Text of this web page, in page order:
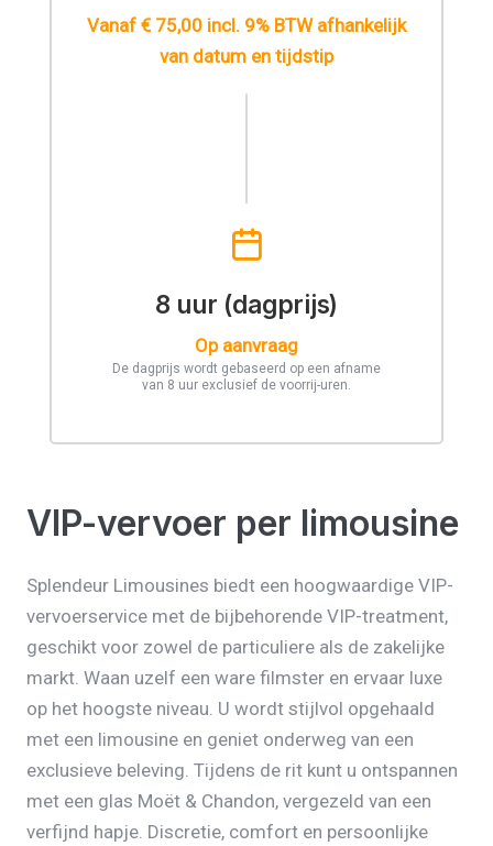
Vanaf € 75,00 incl. 9% BTW afhankelijk
van datum en tijdstip
8 uur (dagprijs)
Op aanvraag
De dagprijs wordt gebaseerd op een afname
van 8 uur exclusief de voorrij-uren.
VIP-vervoer per limousine
Splendeur Limousines biedt een hoogwaardige VIP-
vervoerservice met de bijbehorende VIP-treatment,
geschikt voor zowel de particuliere als de zakelijke
markt. Waan uzelf een ware filmster en ervaar luxe
op het hoogste niveau. U wordt stijlvol opgehaald
met een limousine en geniet onderweg van een
exclusieve beleving. Tijdens de rit kunt u ontspannen
met een glas Moët & Chandon, vergezeld van een
verfijnd hapje. Discretie, comfort en persoonlijke